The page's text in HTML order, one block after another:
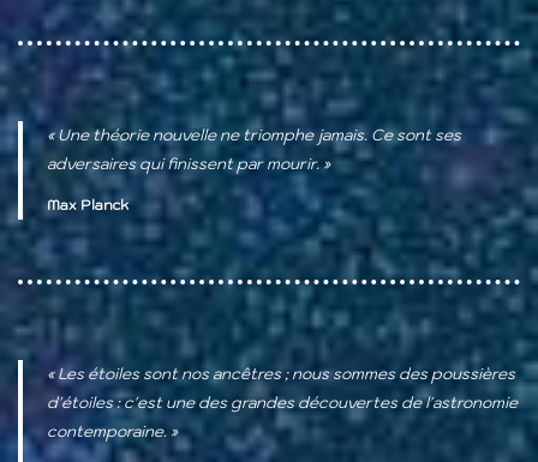
« Une théorie nouvelle ne triomphe jamais. Ce sont ses
adversaires qui finissent par mourir. »
Max Planck
« Les étoiles sont nos ancêtres ; nous sommes des poussières
d'étoiles : c'est une des grandes découvertes de l'astronomie
contemporaine. »